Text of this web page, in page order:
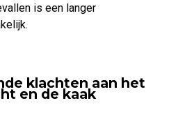
is een langer
klachten aan het
en de kaak